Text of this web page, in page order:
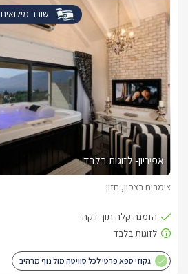
שובר מילואים
אפיריון- לזוגות בלבד
צימרים בצפון, חזון
גקוזי ספא פרטי לכל סוויטה מול נוף מרהיב